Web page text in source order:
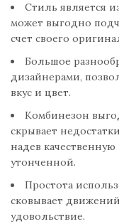
Стиль является
может выгодно
счет своего
Большое
дизайнерами,
вкус и цвет.
Комбинезон
скрывает
надев
утонченной.
Простота
сковывает
удовольствие.